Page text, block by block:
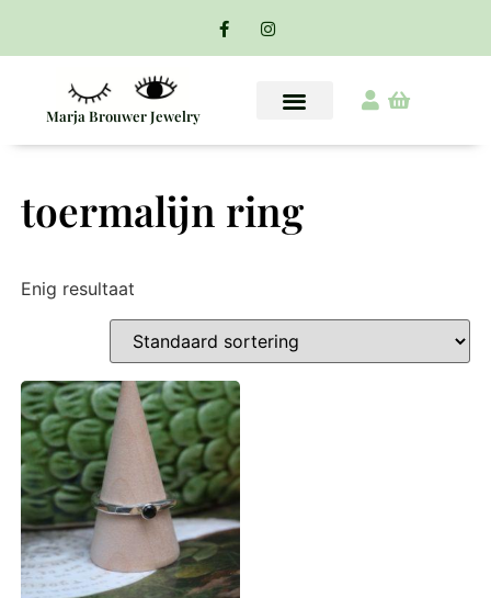
Marja Brouwer Jewelry
toermalijn ring
Enig resultaat